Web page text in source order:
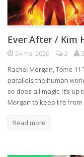
Ever After / Kim
24 mai 2020 2
Rachel Morgan, Tome
parallels the human
so does all magic. It’s
Morgan to keep life
Read more